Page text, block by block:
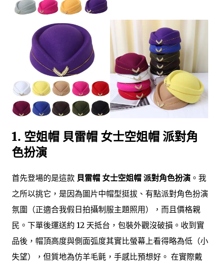
1. 空姐帽 貝雷帽 女士空姐帽 派對角
色扮演
首先登場的是這款 貝雷帽 女士空姐帽 派對角色扮演 。我
之所以挑它，是因為圖片中帽型挺拔、有點派對角色扮演
氛圍（正適合我假日拍攝制服主題照用），而且價格親
民。下單後運送約 12 天抵台，包裝外觀沒破損。收到實
品後，帽頂高度與側面弧度其實比螢幕上看得略為低（小
失望），但質地為仿羊毛氈，手感比預想好。 在實際戴